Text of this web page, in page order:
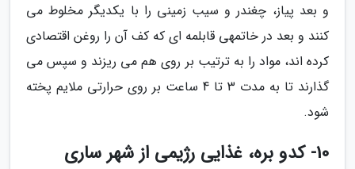
و بعد پیاز، چغندر و سیب زمینی را با یکدیگر مخلوط می
کنند و بعد در خاتمهی قابلمه ای که کف آن را روغن اقتصادی
کرده اند، مواد را به ترتیب بر روی هم می ریزند و سپس می
گذارند تا به مدت 3 تا 4 ساعت بر روی حرارتی ملایم پخته
شود.
10- کدو بره، غذایی رژیمی از شهر ساری